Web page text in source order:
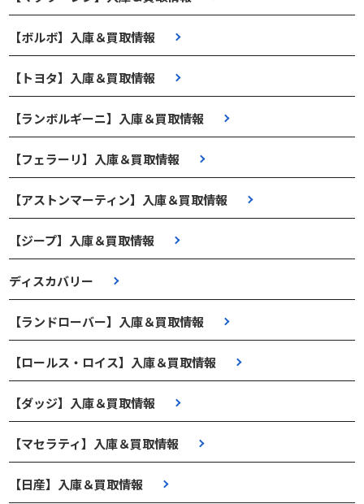
【ボルボ】入庫＆買取情報
【トヨタ】入庫＆買取情報
【ランボルギーニ】入庫＆買取情報
【フェラーリ】入庫＆買取情報
【アストンマーティン】入庫＆買取情報
【ジープ】入庫＆買取情報
ディスカバリー
【ランドローバー】入庫＆買取情報
【ロールス・ロイス】入庫＆買取情報
【ダッジ】入庫＆買取情報
【マセラティ】入庫＆買取情報
【日産】入庫＆買取情報